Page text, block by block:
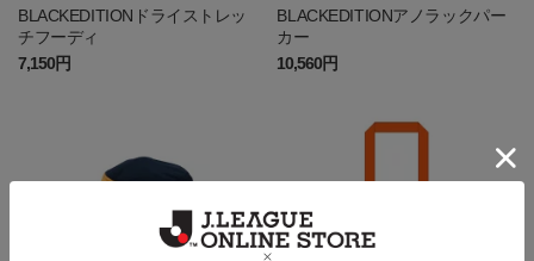
BLACKEDITIONドライストレッ
チフーディ
7,150円
BLACKEDITIONアノラックパー
カー
10,560円